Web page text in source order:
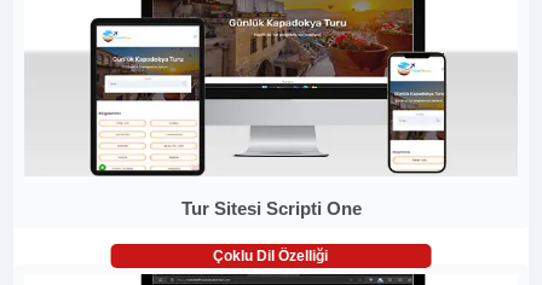
Tur Sitesi Scripti One
Çoklu Dil Özelliği